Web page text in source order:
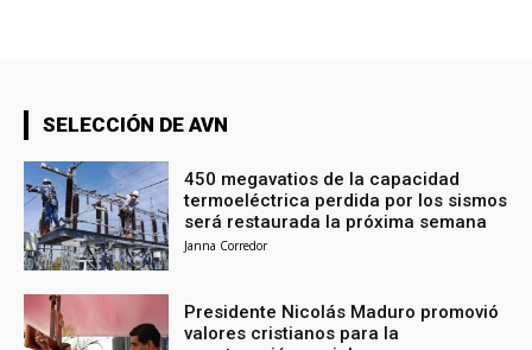
SELECCIÓN DE AVN
450 megavatios de la capacidad
termoeléctrica perdida por los sismos
será restaurada la próxima semana
Janna Corredor
Presidente Nicolás Maduro promovió
valores cristianos para la